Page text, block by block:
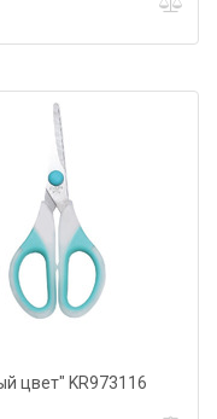
цвет" KR973116